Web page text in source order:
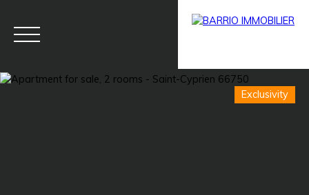
Exclusivity